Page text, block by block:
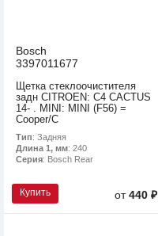
Bosch
3397011677
Щетка стеклоочистителя
задн CITROEN: C4 CACTUS
14- . MINI: MINI (F56) =
Cooper/C
Тип: Задняя
Длина 1, мм: 240
Серия: Bosch Rear
Купить от440 ₽